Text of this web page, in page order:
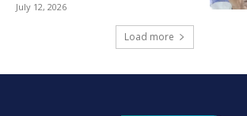
July 12, 2026
Load more